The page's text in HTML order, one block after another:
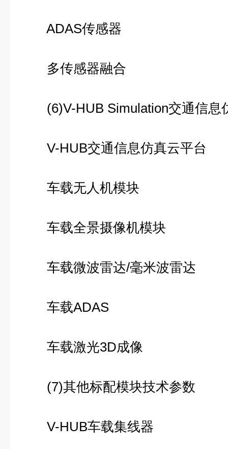
ADAS传感器
多传感器融合
(6)V-HUB Simulation交通信息
V-HUB交通信息仿真云平台
车载无人机模块
车载全景摄像机模块
车载微波雷达/毫米波雷达
车载ADAS
车载激光3D成像
(7)其他标配模块技术参数
V-HUB车载集线器